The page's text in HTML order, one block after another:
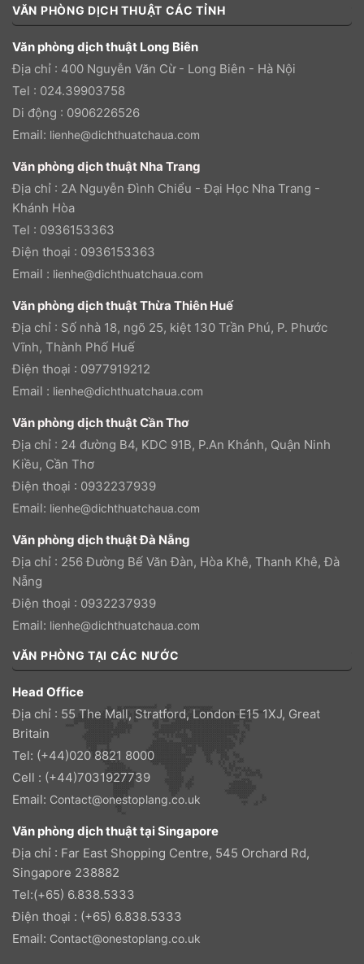
VĂN PHÒNG DỊCH THUẬT CÁC TỈNH
Văn phòng dịch thuật Long Biên
Địa chỉ : 400 Nguyễn Văn Cừ - Long Biên - Hà Nội
Tel : 024.39903758
Di động : 0906226526
Email: lienhe@dichthuatchaua.com
Văn phòng dịch thuật Nha Trang
Địa chỉ : 2A Nguyễn Đình Chiểu - Đại Học Nha Trang -
Khánh Hòa
Tel : 0936153363
Điện thoại : 0936153363
Email : lienhe@dichthuatchaua.com
Văn phòng dịch thuật Thừa Thiên Huế
Địa chỉ : Số nhà 18, ngõ 25, kiệt 130 Trần Phú, P. Phước
Vĩnh, Thành Phố Huế
Điện thoại : 0977919212
Email : lienhe@dichthuatchaua.com
Văn phòng dịch thuật Cần Thơ
Địa chỉ : 24 đường B4, KDC 91B, P.An Khánh, Quận Ninh
Kiều, Cần Thơ
Điện thoại : 0932237939
Email: lienhe@dichthuatchaua.com
Văn phòng dịch thuật Đà Nẵng
Địa chỉ : 256 Đường Bế Văn Đàn, Hòa Khê, Thanh Khê, Đà
Nẵng
Điện thoại : 0932237939
Email: lienhe@dichthuatchaua.com
VĂN PHÒNG TẠI CÁC NƯỚC
Head Office
Địa chỉ : 55 The Mall, Stratford, London E15 1XJ, Great
Britain
Tel: (+44)020 8821 8000
Cell : (+44)7031927739
Email: Contact@onestoplang.co.uk
Văn phòng dịch thuật tại Singapore
Địa chỉ : Far East Shopping Centre, 545 Orchard Rd,
Singapore 238882
Tel:(+65) 6.838.5333
Điện thoại : (+65) 6.838.5333
Email: Contact@onestoplang.co.uk